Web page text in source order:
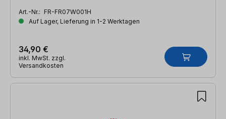
Art.-Nr.: FR-FR07W001H
Auf Lager, Lieferung in 1-2 Werktagen
34,90 €
inkl. MwSt. zzgl.
Versandkosten